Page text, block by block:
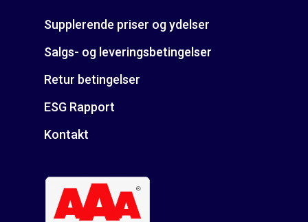
Supplerende priser og ydelser
Salgs- og leveringsbetingelser
Retur betingelser
ESG Rapport
Kontakt